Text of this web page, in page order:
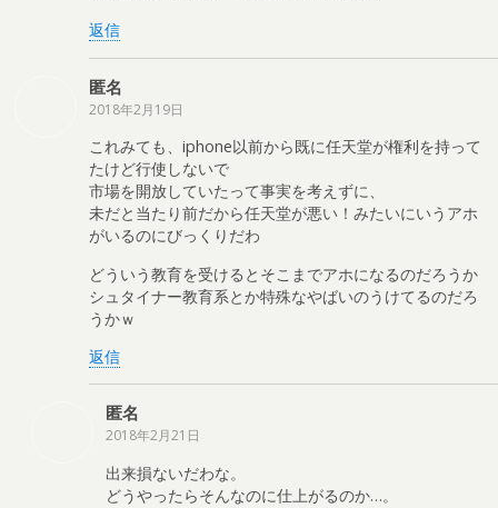
返信
匿名
2018年2月19日
これみても、iphone以前から既に任天堂が権利を持って
たけど行使しないで
市場を開放していたって事実を考えずに、
未だと当たり前だから任天堂が悪い！みたいにいうアホ
がいるのにびっくりだわ
どういう教育を受けるとそこまでアホになるのだろうか
シュタイナー教育系とか特殊なやばいのうけてるのだろ
うかｗ
返信
匿名
2018年2月21日
出来損ないだわな。
どうやったらそんなのに仕上がるのか…。